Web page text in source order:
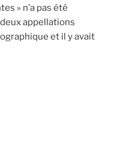
» n’a pas été
appellations
et il y avait